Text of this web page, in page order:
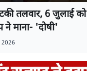
तलवार, 6 जुलाई को
ने माना- 'दोषी'
2026